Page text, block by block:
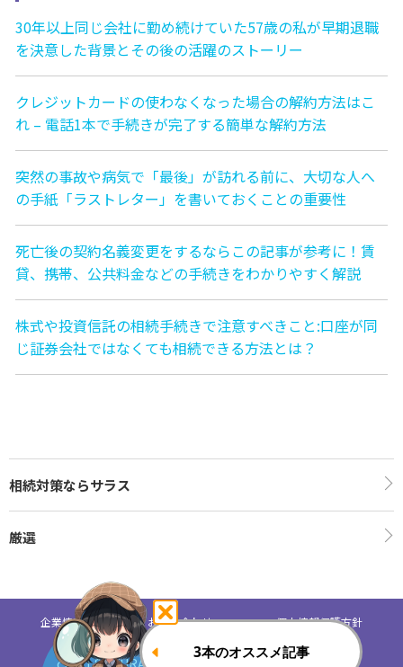
30年以上同じ会社に勤め続けていた57歳の私が早期退職
を決意した背景とその後の活躍のストーリー
クレジットカードの使わなくなった場合の解約方法はこ
れ – 電話1本で手続きが完了する簡単な解約方法
突然の事故や病気で「最後」が訪れる前に、大切な人へ
の手紙「ラストレター」を書いておくことの重要性
死亡後の契約名義変更をするならこの記事が参考に！賃
貸、携帯、公共料金などの手続きをわかりやすく解説
株式や投資信託の相続手続きで注意すべきこと:口座が同
じ証券会社ではなくても相続できる方法とは？
相続対策ならサラス
厳選
企業情報 お問い合わせ 個人情報保護方針
c2021 SAMURAI Security Inc. All Rights Reserved.